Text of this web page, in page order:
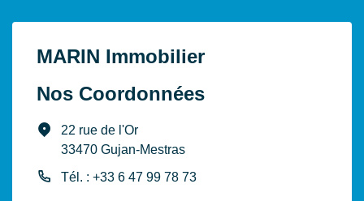
MARIN Immobilier
Nos Coordonnées
22 rue de l'Or
33470 Gujan-Mestras
Tél. : +33 6 47 99 78 73